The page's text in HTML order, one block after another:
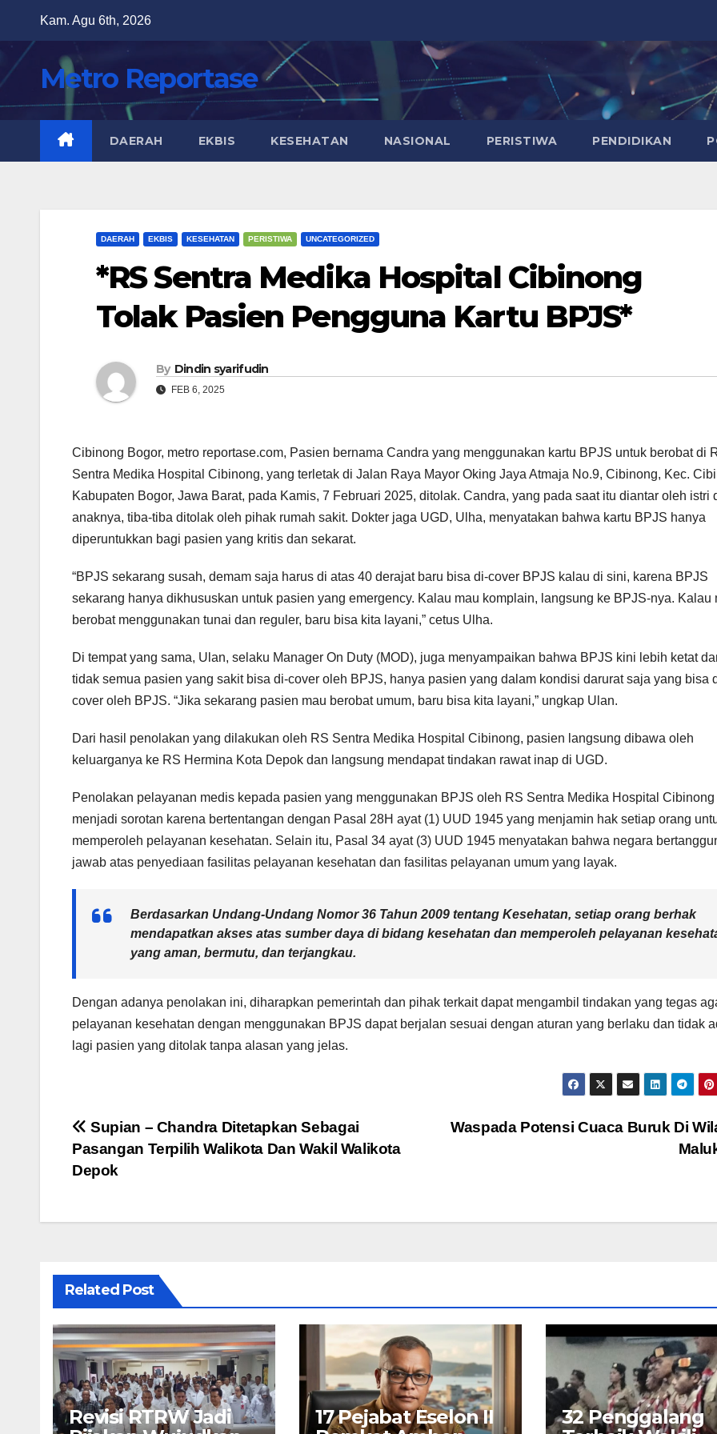
content
Kam. Agu 6th, 2026
Metro Reportase
DAERAH EKBIS KESEHATAN NASIONAL PERISTIWA PENDIDIKAN
DAERAH EKBIS KESEHATAN PERISTIWA UNCATEGORIZED
*RS Sentra Medika Hospital Cibinong
Tolak Pasien Pengguna Kartu BPJS*
By Dindin syarifudin
FEB 6, 2025
Cibinong Bogor, metro reportase.com, Pasien bernama Candra yang menggunakan kartu BPJS untuk berobat di
Sentra Medika Hospital Cibinong, yang terletak di Jalan Raya Mayor Oking Jaya Atmaja No.9, Cibinong, Kec.
Kabupaten Bogor, Jawa Barat, pada Kamis, 7 Februari 2025, ditolak. Candra, yang pada saat itu diantar oleh istri
anaknya, tiba-tiba ditolak oleh pihak rumah sakit. Dokter jaga UGD, Ulha, menyatakan bahwa kartu BPJS hanya
diperuntukkan bagi pasien yang kritis dan sekarat.
“BPJS sekarang susah, demam saja harus di atas 40 derajat baru bisa di-cover BPJS kalau di sini, karena BPJS
sekarang hanya dikhususkan untuk pasien yang emergency. Kalau mau komplain, langsung ke BPJS-nya. Kalau
berobat menggunakan tunai dan reguler, baru bisa kita layani,” cetus Ulha.
Di tempat yang sama, Ulan, selaku Manager On Duty (MOD), juga menyampaikan bahwa BPJS kini lebih ketat
tidak semua pasien yang sakit bisa di-cover oleh BPJS, hanya pasien yang dalam kondisi darurat saja yang bisa
cover oleh BPJS. “Jika sekarang pasien mau berobat umum, baru bisa kita layani,” ungkap Ulan.
Dari hasil penolakan yang dilakukan oleh RS Sentra Medika Hospital Cibinong, pasien langsung dibawa oleh
keluarganya ke RS Hermina Kota Depok dan langsung mendapat tindakan rawat inap di UGD.
Penolakan pelayanan medis kepada pasien yang menggunakan BPJS oleh RS Sentra Medika Hospital Cibinong
menjadi sorotan karena bertentangan dengan Pasal 28H ayat (1) UUD 1945 yang menjamin hak setiap orang
memperoleh pelayanan kesehatan. Selain itu, Pasal 34 ayat (3) UUD 1945 menyatakan bahwa negara
jawab atas penyediaan fasilitas pelayanan kesehatan dan fasilitas pelayanan umum yang layak.
Berdasarkan Undang-Undang Nomor 36 Tahun 2009 tentang Kesehatan, setiap orang berhak
mendapatkan akses atas sumber daya di bidang kesehatan dan memperoleh pelayanan
yang aman, bermutu, dan terjangkau.
Dengan adanya penolakan ini, diharapkan pemerintah dan pihak terkait dapat mengambil tindakan yang tegas
pelayanan kesehatan dengan menggunakan BPJS dapat berjalan sesuai dengan aturan yang berlaku dan tidak
lagi pasien yang ditolak tanpa alasan yang jelas.
Navigasi
pos
Waspada Potensi Cuaca Buruk Di
Supian – Chandra Ditetapkan Sebagai
Pasangan Terpilih Walikota Dan Wakil Walikota
Depok
Related Post
Revisi RTRW Jadi
17 Pejabat Eselon II
32 Penggalang